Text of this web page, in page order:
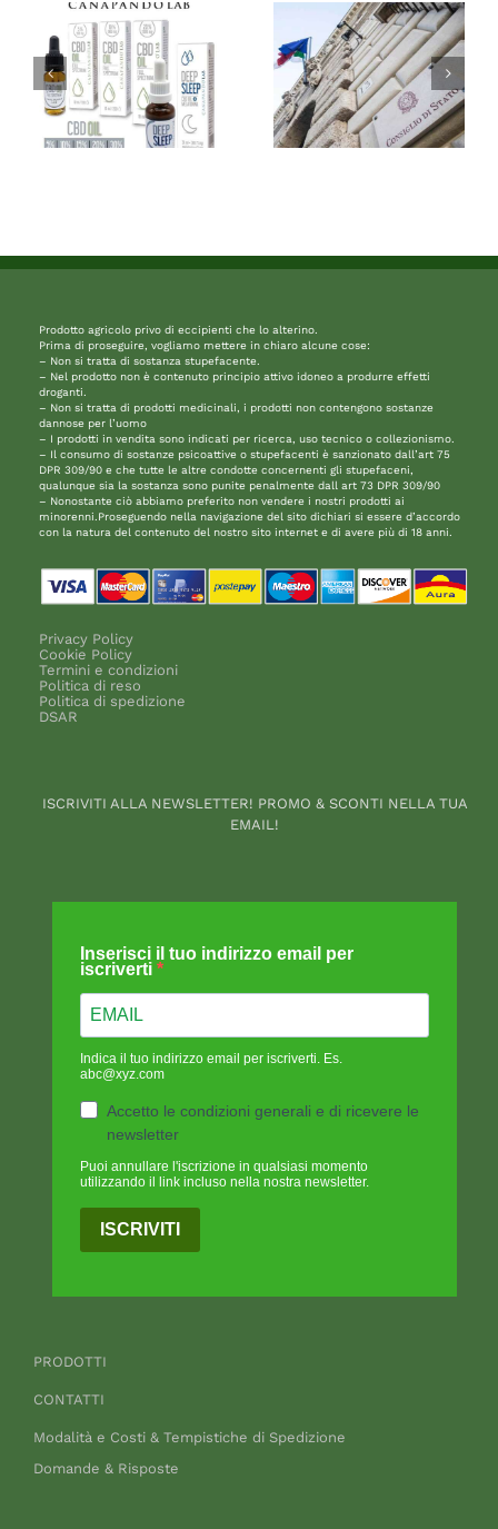
Prodotto agricolo privo di eccipienti che lo alterino.
Prima di proseguire, vogliamo mettere in chiaro alcune cose:
– Non si tratta di sostanza stupefacente.
– Nel prodotto non è contenuto principio attivo idoneo a produrre effetti
droganti.
– Non si tratta di prodotti medicinali, i prodotti non contengono sostanze
dannose per l’uomo
– I prodotti in vendita sono indicati per ricerca, uso tecnico o collezionismo.
– Il consumo di sostanze psicoattive o stupefacenti è sanzionato dall’art 75
DPR 309/90 e che tutte le altre condotte concernenti gli stupefaceni,
qualunque sia la sostanza sono punite penalmente dall art 73 DPR 309/90
– Nonostante ciò abbiamo preferito non vendere i nostri prodotti ai
minorenni.Proseguendo nella navigazione del sito dichiari si essere d’accordo
con la natura del contenuto del nostro sito internet e di avere più di 18 anni.
Privacy Policy
Cookie Policy
Termini e condizioni
Politica di reso
Politica di spedizione
DSAR
ISCRIVITI ALLA NEWSLETTER! PROMO & SCONTI NELLA TUA
EMAIL!
Inserisci il tuo indirizzo email per
iscriverti
Indica il tuo indirizzo email per iscriverti. Es.
abc@xyz.com
Accetto le condizioni generali e di ricevere le
newsletter
Puoi annullare l'iscrizione in qualsiasi momento
utilizzando il link incluso nella nostra newsletter.
ISCRIVITI
PRODOTTI
CONTATTI
Modalità e Costi & Tempistiche di Spedizione
Domande & Risposte